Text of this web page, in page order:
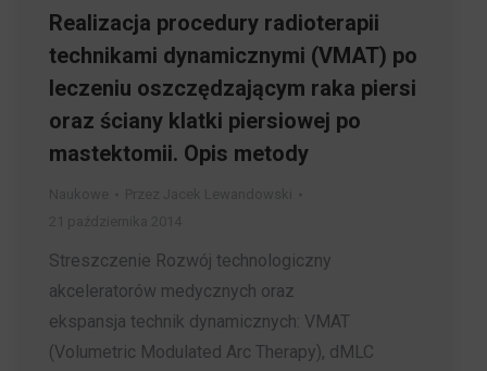
Realizacja procedury radioterapii
technikami dynamicznymi (VMAT) po
leczeniu oszczędzającym raka piersi
oraz ściany klatki piersiowej po
mastektomii. Opis metody
Streszczenie Rozwój technologiczny
akceleratorów medycznych oraz
ekspansja technik dynamicznych: VMAT
(Volumetric Modulated Arc Therapy), dMLC